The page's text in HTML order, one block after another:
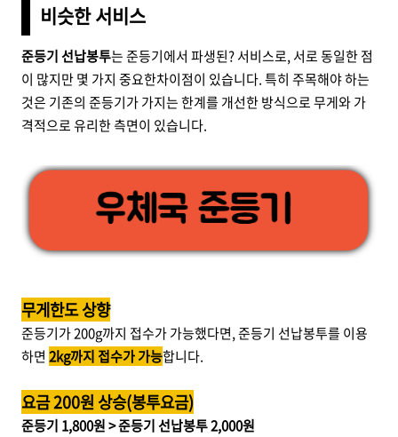
비슷한 서비스
준등기 선납봉투는 준등기에서 파생된? 서비스로, 서로 동일한 점
이 많지만 몇 가지 중요한차이점이 있습니다. 특히 주목해야 하는
것은 기존의 준등기가 가지는 한계를 개선한 방식으로 무게와 가
격적으로 유리한 측면이 있습니다.
무게한도 상향
준등기가 200g까지 접수가 가능했다면, 준등기 선납봉투를 이용
하면 2kg까지 접수가 가능합니다.
요금 200원 상승(봉투요금)
준등기 1,800원 > 준등기 선납봉투 2,000원